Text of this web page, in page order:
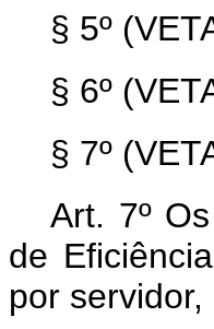
§ 5º
§ 6º
§ 7º
Art. 7º
de
por